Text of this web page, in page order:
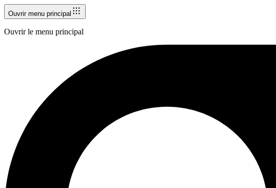
Ouvrir menu principal
Ouvrir le menu principal